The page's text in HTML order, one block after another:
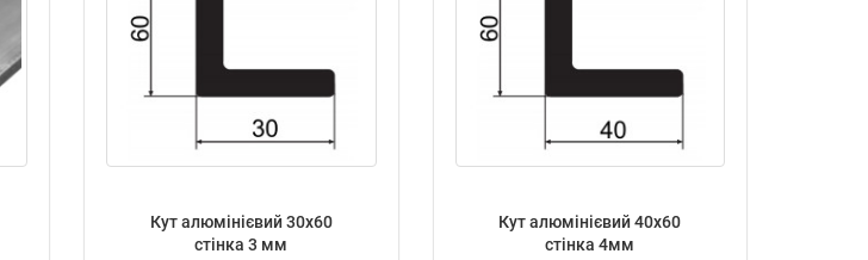
Кут алюмінієвий 30х60
стінка 3 мм
Кут алюмінієвий 40х60
стінка 4мм